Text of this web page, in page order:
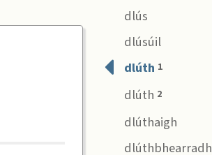
dlús
dlúsúil
dlúth 1
dlúth 2
dlúthaigh
dlúthbhearradh